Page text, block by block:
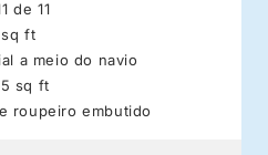
de 11
sq ft
a meio do navio
sq ft
roupeiro embutido